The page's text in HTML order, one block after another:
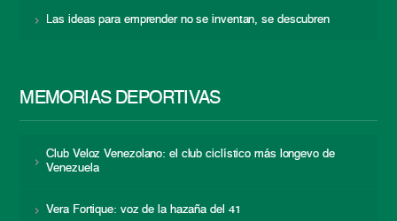
Las ideas para emprender no se inventan, se descubren
MEMORIAS DEPORTIVAS
Club Veloz Venezolano: el club ciclístico más longevo de
Venezuela
Vera Fortique: voz de la hazaña del 41